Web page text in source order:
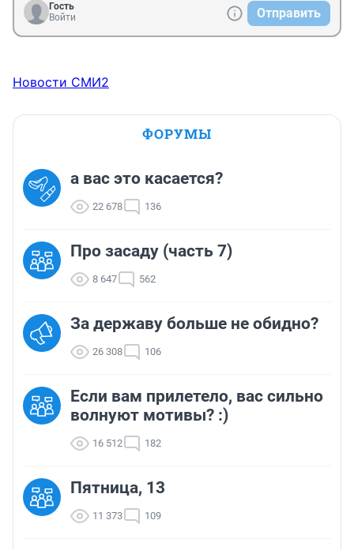
Гость
Войти
Отправить
Новости СМИ2
ФОРУМЫ
а вас это касается?
22 678 136
Про засаду (часть 7)
8 647 562
За державу больше не обидно?
26 308 106
Если вам прилетело, вас сильно
волнуют мотивы? :)
16 512 182
Пятница, 13
11 373 109